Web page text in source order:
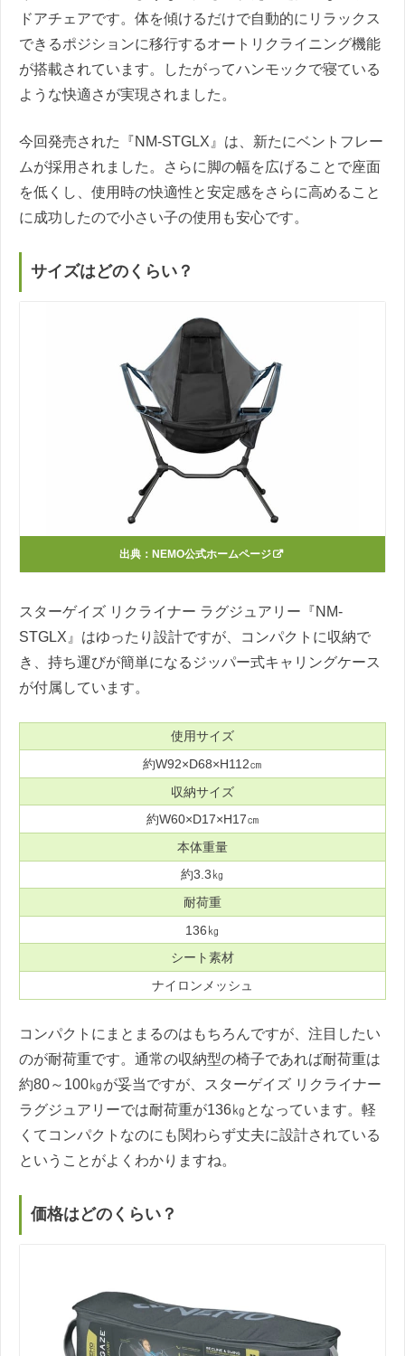
ドアチェアです。体を傾けるだけで自動的にリラックス
できるポジションに移行するオートリクライニング機能
が搭載されています。したがってハンモックで寝ている
ような快適さが実現されました。
今回発売された『NM-STGLX』は、新たにベントフレー
ムが採用されました。さらに脚の幅を広げることで座面
を低くし、使用時の快適性と安定感をさらに高めること
に成功したので小さい子の使用も安心です。
サイズはどのくらい？
出典： NEMO公式ホームページ
スターゲイズ リクライナー ラグジュアリー『NM-
STGLX』はゆったり設計ですが、コンパクトに収納で
き、持ち運びが簡単になるジッパー式キャリングケース
が付属しています。
使用サイズ
約W92×D68×H112㎝
収納サイズ
約W60×D17×H17㎝
本体重量
約3.3㎏
耐荷重
136㎏
シート素材
ナイロンメッシュ
コンパクトにまとまるのはもちろんですが、注目したい
のが耐荷重です。通常の収納型の椅子であれば耐荷重は
約80～100㎏が妥当ですが、スターゲイズ リクライナー
ラグジュアリーでは耐荷重が136㎏となっています。軽
くてコンパクトなのにも関わらず丈夫に設計されている
ということがよくわかりますね。
価格はどのくらい？